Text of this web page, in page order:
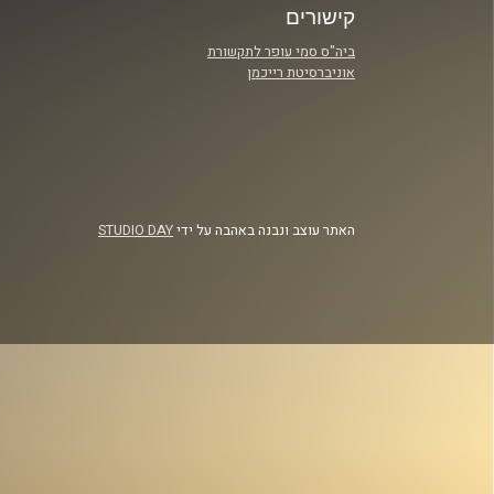
קישורים
ביה"ס סמי עופר לתקשורת
אוניברסיטת רייכמן
האתר עוצב ונבנה באהבה על ידיSTUDIO DAY